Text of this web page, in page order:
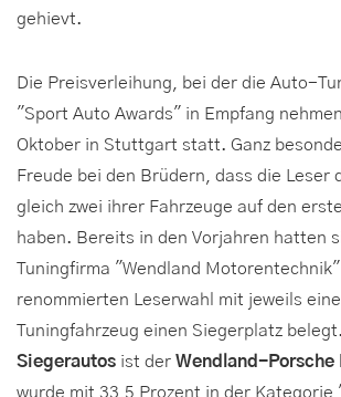
gehievt.
Die Preisverleihung, bei der die Auto-
"Sport Auto Awards" in Empfang
Oktober in Stuttgart statt. Ganz
Freude bei den Brüdern, dass die Leser
gleich zwei ihrer Fahrzeuge auf den
haben. Bereits in den Vorjahren hatten
Tuningfirma "Wendland
renommierten Leserwahl mit jeweils
Tuningfahrzeug einen Siegerplatz belegt.
Siegerautos ist der Wendland-Porsche
wurde mit 33,5 Prozent in der Kategorie